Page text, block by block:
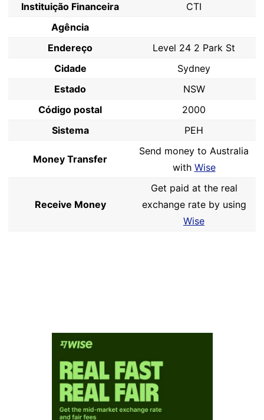
Instituição Financeira
CTI
Agência
Endereço
Level 24 2 Park St
Cidade
Sydney
Estado
NSW
Código postal
2000
Sistema
PEH
Money Transfer
Send money to Australia
with Wise
Receive Money
Get paid at the real
exchange rate by using
Wise